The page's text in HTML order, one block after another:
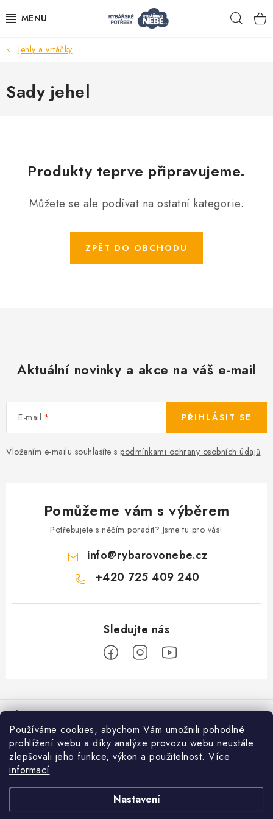
Používáme cookies, abychom Vám umožnili pohodlné
prohlížení webu a díky analýze provozu webu neustále
zlepšovali jeho funkce, výkon a použitelnost. Více
informací
Nastavení
na
Akce
Navijáky
Bižuterie
Nástrahy a krmení
Jehly a vrtáčky
Sady jehel
Produkty teprve připravujeme.
Můžete se ale podívat na ostatní kategorie.
ZPĚT DO OBCHODU
Aktuální novinky a akce na váš e-mail
E-mail
Vložením e-mailu souhlasíte s podmínkami ochrany osobních údajů
PŘIHLÁSIT SE
Pomůžeme vám s výběrem
Potřebujete s něčím poradit? Jsme tu pro vás!
info@rybarovonebe.cz
+420 725 409 240
á
p Informace pro vás
Věrnostní program
Doprava a platba
Prodejna Moravské Budějovice
Obchodní podmínky
Facebook
Přijímáme online platby
Nákupní košík